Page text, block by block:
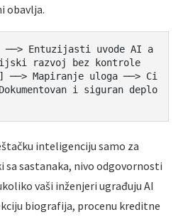
obavlja.
Entuzijasti uvode AI a
razvoj bez kontrole
Mapiranje uloga ──> Ci
i siguran deplo
inteligenciju samo za
sa sastanaka, nivo odgovornosti
vaši inženjeri ugrađuju AI
biografija, procenu kreditne